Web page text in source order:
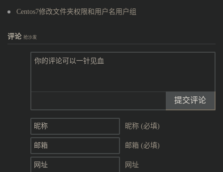
Centos7修改文件夹权限和用户名用户组
评论 抢沙发
提交评论
昵称 (必填)
邮箱 (必填)
网址